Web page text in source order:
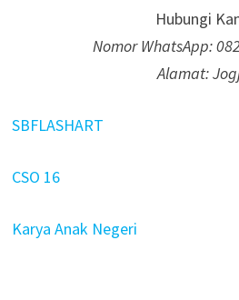
Hubungi
Nomor WhatsApp:
Alamat:
SBFLASHART
CSO 16
Karya Anak Negeri